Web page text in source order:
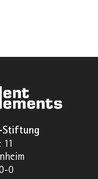
Stiftung
0